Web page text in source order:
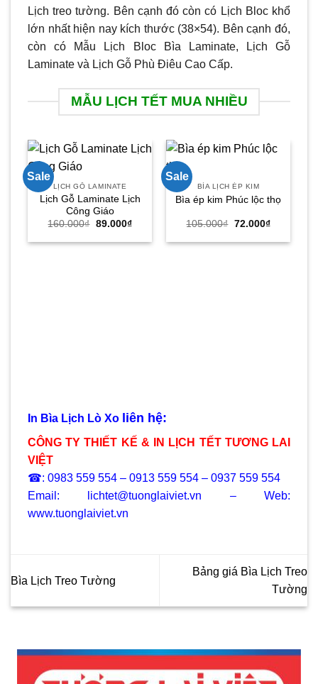
Lịch treo tường. Bên cạnh đó còn có Lịch Bloc khổ
lớn nhất hiện nay kích thước (38×54). Bên cạnh đó,
còn có Mẫu Lịch Bloc Bìa Laminate, Lịch Gỗ
Laminate và Lịch Gỗ Phù Điêu Cao Cấp.
MẪU LỊCH TẾT MUA NHIỀU
Sale
LỊCH GỖ LAMINATE
Lịch Gỗ Laminate Lịch
Công Giáo
160.000₫ Giá
là:
89.000₫Giá
tại
Sale
BÌA LỊCH ÉP KIM
Bìa ép kim Phúc lộc thọ
105.000₫ Giá
là:
72.000₫Giá
tại
In Bìa Lịch Lò Xo liên hệ:
CÔNG TY THIẾT KẾ & IN LỊCH TẾT TƯƠNG LAI
VIỆT
☎: 0983 559 554 – 0913 559 554 – 0937 559 554
Email: lichtet@tuonglaiviet.vn – Web:
www.tuonglaiviet.vn
Bìa Lịch Treo Tường
Bảng giá Bìa Lịch Treo
Tường